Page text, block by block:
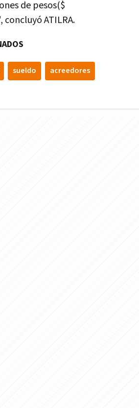
de pesos($
concluyó ATILRA.
sueldo acreedores